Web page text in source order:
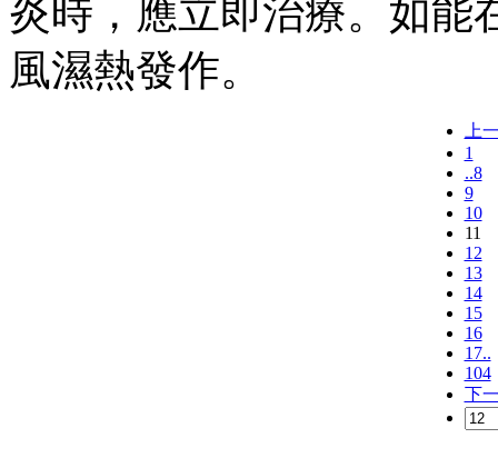
炎時，應立即治療。如能
風濕熱發作。
上
1
..8
9
10
11
12
13
14
15
16
17..
104
下